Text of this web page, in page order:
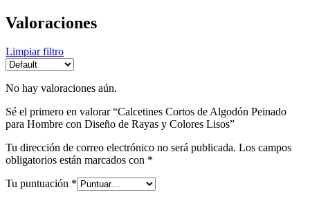
Valoraciones
Limpiar filtro
No hay valoraciones aún.
Sé el primero en valorar “Calcetines Cortos de Algodón Peinado
para Hombre con Diseño de Rayas y Colores Lisos”
Tu dirección de correo electrónico no será publicada. Los campos
obligatorios están marcados con *
Tu puntuación *